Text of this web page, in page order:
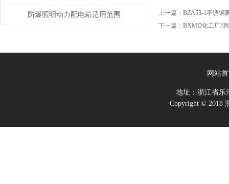
上一篇： BZA53-1不锈钢
下一篇： BXMD化工厂/
防爆照明动力配电箱适用范围
网站
地址：浙江省
Copyright © 2018